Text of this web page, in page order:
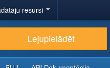
resursi
Lejupielādēt